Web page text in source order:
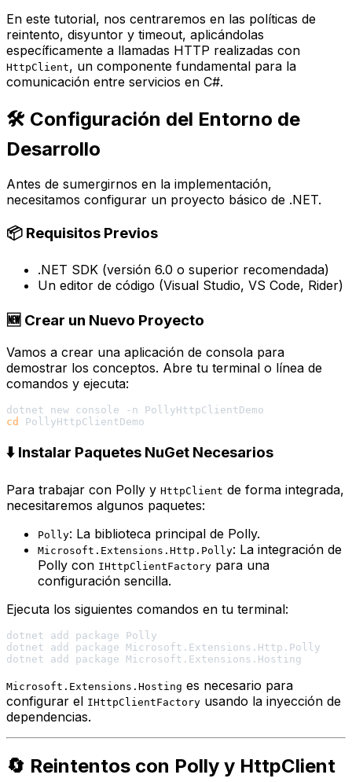
En este tutorial, nos centraremos en las políticas de
reintento, disyuntor y timeout, aplicándolas
específicamente a llamadas HTTP realizadas con
HttpClient, un componente fundamental para la
comunicación entre servicios en C#.
🛠️ Configuración del Entorno de
Desarrollo
Antes de sumergirnos en la implementación,
necesitamos configurar un proyecto básico de .NET.
📦 Requisitos Previos
.NET SDK (versión 6.0 o superior recomendada)
Un editor de código (Visual Studio, VS Code, Rider)
🆕 Crear un Nuevo Proyecto
Vamos a crear una aplicación de consola para
demostrar los conceptos. Abre tu terminal o línea de
comandos y ejecuta:
cd
⬇️ Instalar Paquetes NuGet Necesarios
Para trabajar con Polly y HttpClient de forma integrada,
necesitaremos algunos paquetes:
Polly: La biblioteca principal de Polly.
Microsoft.Extensions.Http.Polly: La integración de
Polly con IHttpClientFactory para una
configuración sencilla.
Ejecuta los siguientes comandos en tu terminal:
dotnet add package Polly
dotnet add package Microsoft.Extensions.Http.Polly
Microsoft.Extensions.Hosting es necesario para
configurar el IHttpClientFactory usando la inyección de
dependencias.
🔄 Reintentos con Polly y HttpClient